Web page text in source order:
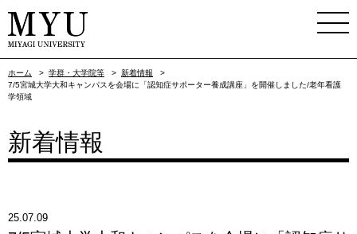
ホーム > 学群・大学院等 > 新着情報
>
7/5宮城大学大和キャンパスを会場に「認知症サポーター養成講座」を開催しました/老年看護
学領域
新着情報
25.07.09